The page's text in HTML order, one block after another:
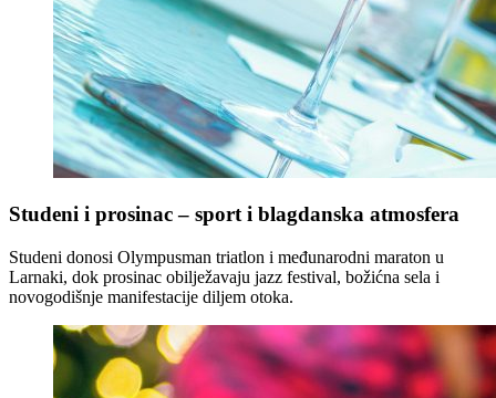
Studeni i prosinac – sport i blagdanska atmosfera
Studeni donosi Olympusman triatlon i međunarodni maraton u
Larnaki, dok prosinac obilježavaju jazz festival, božićna sela i
novogodišnje manifestacije diljem otoka.